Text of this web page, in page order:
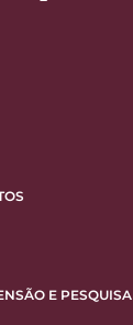
E PESQUISA